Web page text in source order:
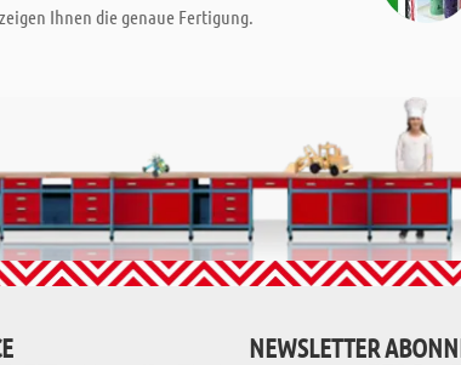
zeigen Ihnen die genaue Fertigung.
NEWSLETTER